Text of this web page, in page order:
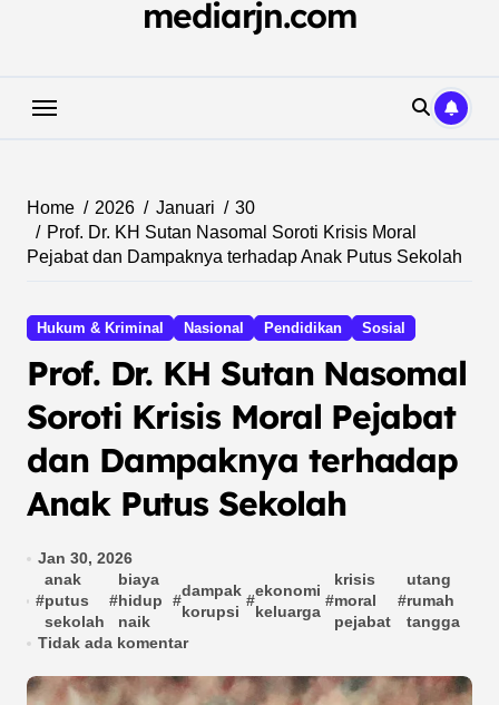
mediarjn.com
Home 2026 Januari
30
Prof. Dr. KH Sutan Nasomal Soroti Krisis Moral
Pejabat dan Dampaknya terhadap Anak Putus Sekolah
Hukum & Kriminal Nasional Pendidikan Sosial
Prof. Dr. KH Sutan Nasomal
Soroti Krisis Moral Pejabat
dan Dampaknya terhadap
Anak Putus Sekolah
Jan 30, 2026
#
anak
putus
sekolah
#
biaya
hidup
naik
#
dampak
korupsi
#
ekonomi
keluarga
#
krisis
moral
pejabat
#
utang
rumah
tangga
Tidak ada komentar